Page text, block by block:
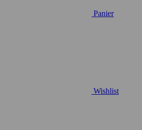
Panier
Wishlist